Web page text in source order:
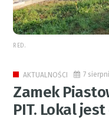
RED.
AKTUALNOŚCI 7
Zamek
PIT. Lokal